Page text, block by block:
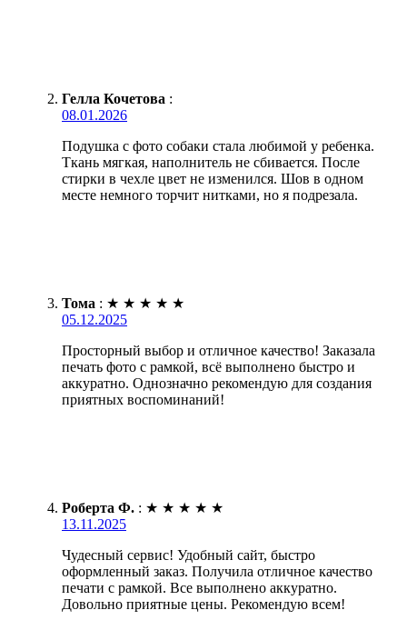
Гелла Кочетова :
08.01.2026
Подушка с фото собаки стала любимой у ребенка.
Ткань мягкая, наполнитель не сбивается. После
стирки в чехле цвет не изменился. Шов в одном
месте немного торчит нитками, но я подрезала.
Тома : ★ ★ ★ ★ ★
05.12.2025
Просторный выбор и отличное качество! Заказала
печать фото с рамкой, всё выполнено быстро и
аккуратно. Однозначно рекомендую для создания
приятных воспоминаний!
Роберта Ф. : ★ ★ ★ ★ ★
13.11.2025
Чудесный сервис! Удобный сайт, быстро
оформленный заказ. Получила отличное качество
печати с рамкой. Все выполнено аккуратно.
Довольно приятные цены. Рекомендую всем!